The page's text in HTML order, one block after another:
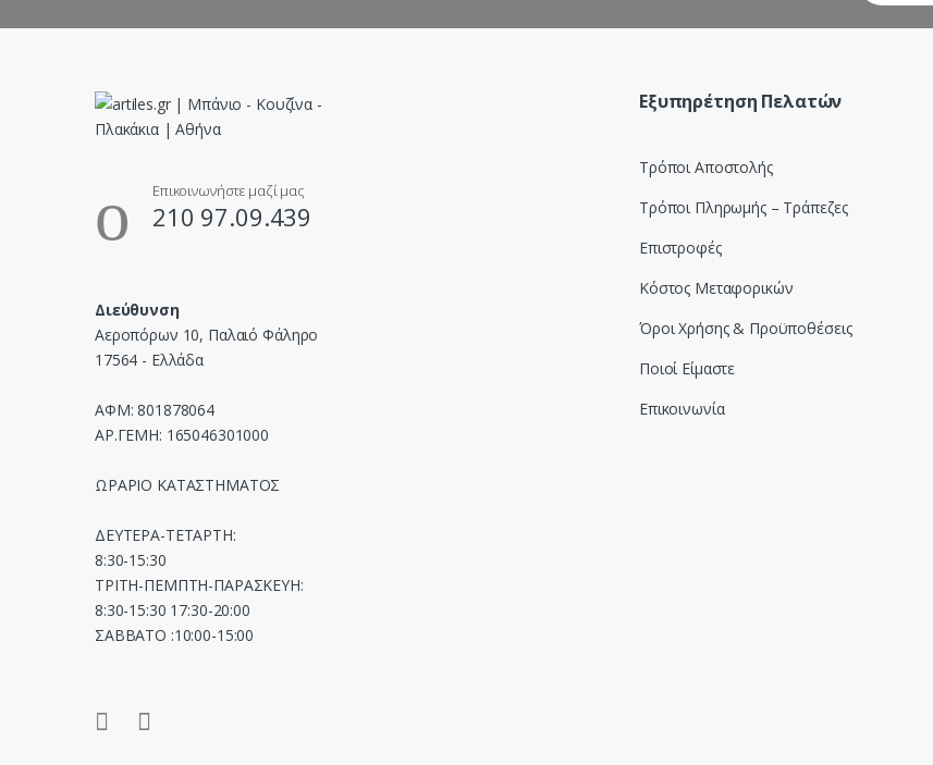
C
Εξυπηρέτηση Πελατών
Τρόποι Αποστολής
Τρόποι Πληρωμής – Τράπεζες
Επιστροφές
Κόστος Μεταφορικών
Όροι Χρήσης & Προϋποθέσεις
Ποιοί Είμαστε
Επικοινωνία
Επικοινωνήστε μαζί μας
210 97.09.439
Διεύθυνση
Αεροπόρων 10, Παλαιό Φάληρο
17564 - Ελλάδα
ΑΦΜ: 801878064
ΑΡ.ΓΕΜΗ: 165046301000
ΩΡΑΡΙΟ ΚΑΤΑΣΤΗΜΑΤΟΣ
ΔΕΥΤΕΡΑ-ΤΕΤΑΡΤΗ:
8:30-15:30
ΤΡΙΤΗ-ΠΕΜΠΤΗ-ΠΑΡΑΣΚΕΥΗ:
8:30-15:30 17:30-20:00
ΣΑΒΒΑΤΟ :10:00-15:00